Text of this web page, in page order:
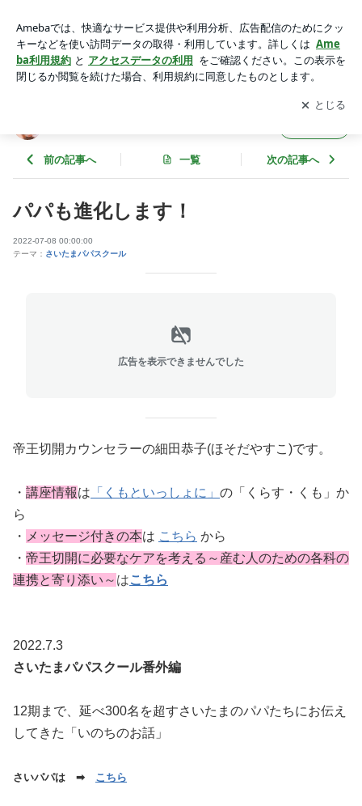
ょに～
アプリをダウンロードして ブログの更新通知
を受け取りまし
ょう。
開く
前の記事へ 一覧 次の記事へ
パパも進化します！
2022-07-08 00:00:00
テーマ： さいたまパパスクール
広告を表示できませんでした
帝王切開カウンセラーの細田恭子(ほそだやすこ)です。
・ 講座情報は 「くもといっしょに」 の「くらす・くも」か
ら
・ メッセージ付きの本は こちら から
・ 帝王切開に必要なケアを考える～産む人のための各科の
連携と寄り添い ～ はこちら
2022.7.3
さいたまパパスクール番外編
12期まで、延べ300名を超すさいたまのパパたちにお伝え
してきた「いのちのお話」
さいパパは ➡ こちら